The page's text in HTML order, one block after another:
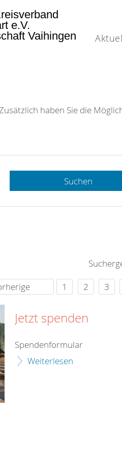
e.V.
Vaihingen
rund um die Uhr
haben Sie die
Suchen
1 2 3
Jetzt spenden
Spendenformular
Weiterlesen